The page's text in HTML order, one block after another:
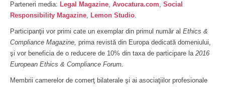
Parteneri media: Legal Magazine, Avocatura.com, Social
Responsibility Magazine, Lemon Studio.
Participanţii vor primi cate un exemplar din primul număr al Ethics &
Compliance Magazine, prima revistă din Europa dedicată domeniului,
şi vor beneficia de o reducere de 10% din taxa de participare la 2016
European Ethics & Compliance Forum.
Membrii camerelor de comerţ bilaterale şi ai asociaţiilor profesionale